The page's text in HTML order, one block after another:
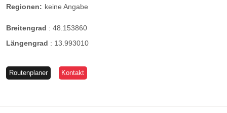
Regionen: keine Angabe
Breitengrad : 48.153860
Längengrad : 13.993010
Routenplaner Kontakt